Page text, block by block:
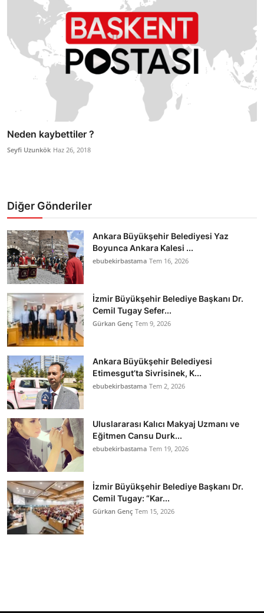
Neden kaybettiler ?
Seyfi Uzunkök Haz 26, 2018
Diğer Gönderiler
Ankara Büyükşehir Belediyesi Yaz
Boyunca Ankara Kalesi ...
ebubekirbastama Tem 16, 2026
İzmir Büyükşehir Belediye Başkanı Dr.
Cemil Tugay Sefer...
Gürkan Genç Tem 9, 2026
Ankara Büyükşehir Belediyesi
Etimesgut’ta Sivrisinek, K...
ebubekirbastama Tem 2, 2026
Uluslararası Kalıcı Makyaj Uzmanı ve
Eğitmen Cansu Durk...
ebubekirbastama Tem 19, 2026
İzmir Büyükşehir Belediye Başkanı Dr.
Cemil Tugay: “Kar...
Gürkan Genç Tem 15, 2026